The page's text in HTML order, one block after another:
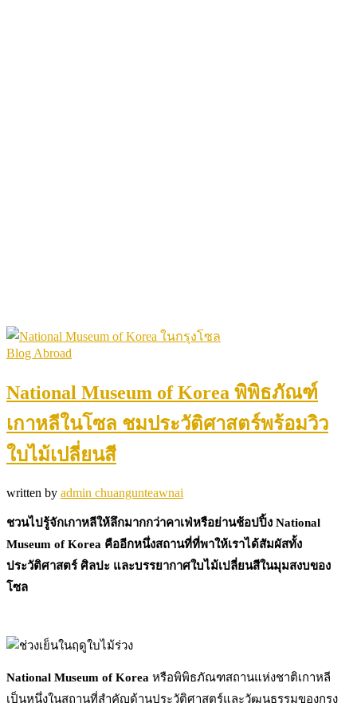
Blog Abroad
National Museum of Korea พิพิธภัณฑ์
เกาหลีในโซล ชมประวัติศาสตร์พร้อมวิว
ใบไม้เปลี่ยนสี
written by admin chuangunteawnai
ชวนไปรู้จักเกาหลีให้ลึกมากกว่าคาเฟ่หรือย่านช้อปปิ้ง National
Museum of Korea คืออีกหนึ่งสถานที่ที่พาให้เราได้สัมผัสทั้ง
ประวัติศาสตร์ ศิลปะ และบรรยากาศใบไม้เปลี่ยนสีในมุมสงบของ
โซล
National Museum of Korea หรือพิพิธภัณฑสถานแห่งชาติเกาหลี
เป็นหนึ่งในสถานที่สำคัญด้านประวัติศาสตร์และวัฒนธรรมของกรุง